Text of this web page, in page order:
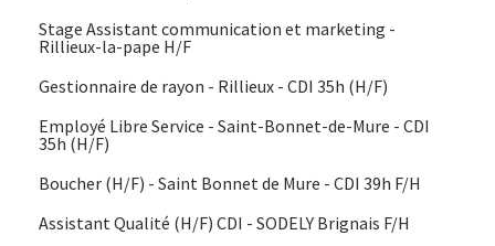
Stage Assistant communication et marketing -
Rillieux-la-pape H/F
Gestionnaire de rayon - Rillieux - CDI 35h (H/F)
Employé Libre Service - Saint-Bonnet-de-Mure - CDI
35h (H/F)
Boucher (H/F) - Saint Bonnet de Mure - CDI 39h F/H
Assistant Qualité (H/F) CDI - SODELY Brignais F/H